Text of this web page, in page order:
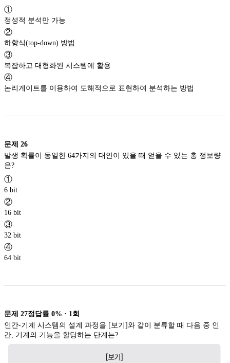
①
정성적 분석만 가능
②
하향식(top-down) 방법
③
복잡하고 대형화된 시스템에 활용
④
논리게이트를 이용하여 도해적으로 표현하여 분석하는 방법
문제 26
발생 확률이 동일한 64가지의 대안이 있을 때 얻을 수 있는 총 정보량
은?
①
6 bit
②
16 bit
③
32 bit
④
64 bit
문제 27정답률 0% · 1 회
인간-기계 시스템의 설계 과정을 [보기]와 같이 분류할 때 다음 중 인
간, 기계의 기능을 할당하는 단계는?